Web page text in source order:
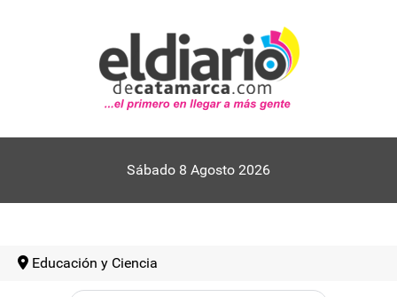
Sábado 8 Agosto 2026
Educación y Ciencia